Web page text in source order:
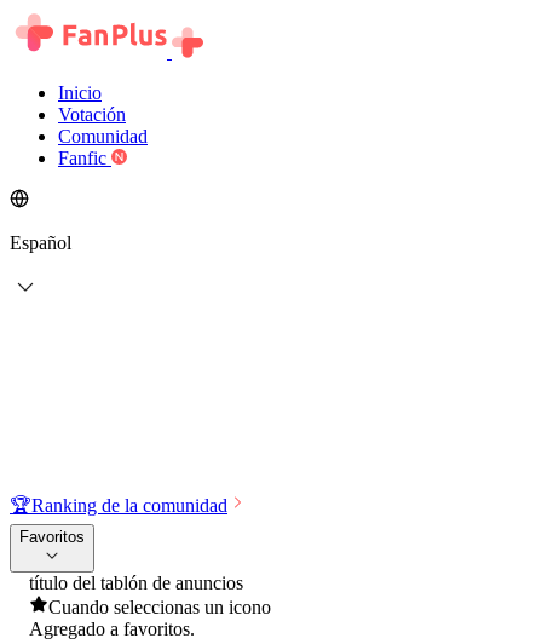
Inicio
Votación
Comunidad
Fanfic
Español
🏆Ranking de la comunidad
Favoritos
título del tablón de anuncios
Cuando seleccionas un icono
Agregado a favoritos.